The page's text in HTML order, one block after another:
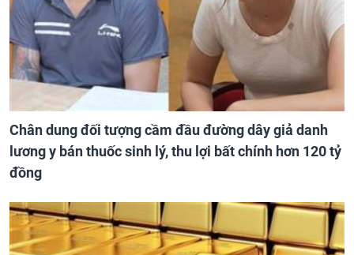
Chân dung đối tượng cầm đầu đường dây giả danh
lương y bán thuốc sinh lý, thu lợi bất chính hơn 120 tỷ
đồng